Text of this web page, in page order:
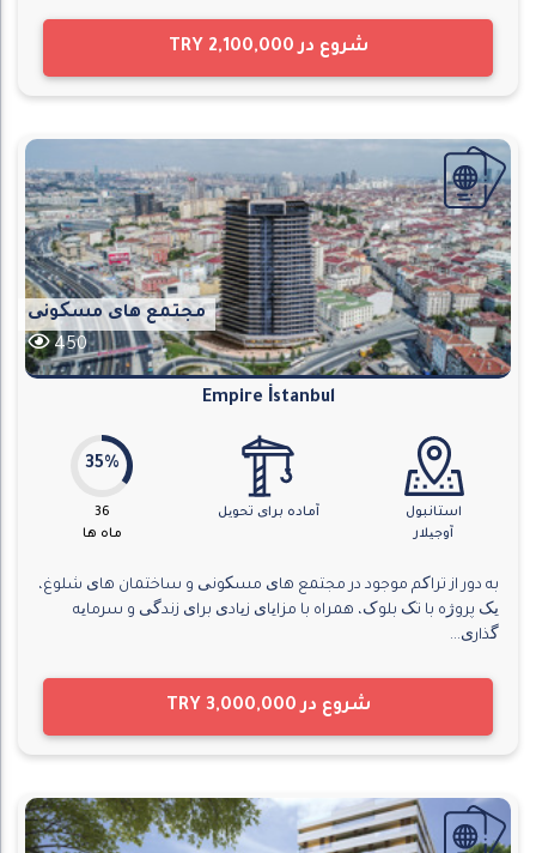
شروع در TRY 2,100,000
مجتمع های مسکونی
450
Empire İstanbul
استانبول
آوجیلار
آماده برای تحویل
35%
36
ماه ها
به دور از تراکم موجود در مجتمع های مسکونی و ساختمان های شلوغ،
یک پروژه با تک بلوک، همراه با مزایای زیادی برای زندگی و سرمایه
گذاری...
شروع در TRY 3,000,000